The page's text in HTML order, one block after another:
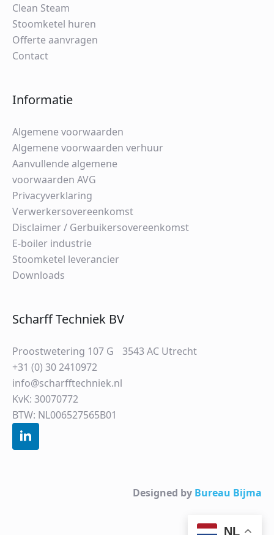
Clean Steam
Stoomketel huren
Offerte aanvragen
Contact
Informatie
Algemene voorwaarden
Algemene voorwaarden verhuur
Aanvullende algemene
voorwaarden AVG
Privacyverklaring
Verwerkersovereenkomst
Disclaimer / Gerbuikersovereenkomst
E-boiler industrie
Stoomketel leverancier
Downloads
Scharff Techniek BV
Proostwetering 107 G 3543 AC Utrecht
+31 (0) 30 2410972
info@scharfftechniek.nl
KvK: 30070772
BTW: NL006527565B01
Designed by Bureau Bijma
NL